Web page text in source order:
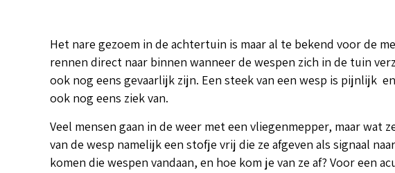
Het nare gezoem in de achtertuin is maar al te bekend voor de
rennen direct naar binnen wanneer de wespen zich in de tuin
ook nog eens gevaarlijk zijn. Een steek van een wesp is pijnlijk
ook nog eens ziek van.
Veel mensen gaan in de weer met een vliegenmepper, maar
van de wesp namelijk een stofje vrij die ze afgeven als signaal
komen die wespen vandaan, en hoe kom je van ze af? Voor een